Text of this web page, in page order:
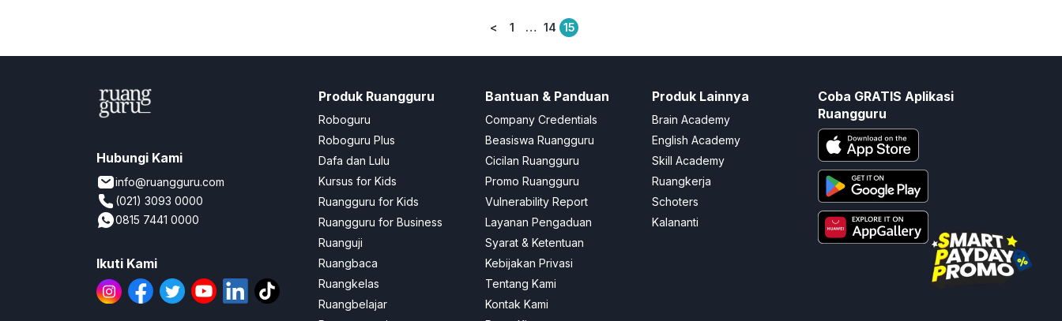
Posts
< 1 … 14 15
Hubungi Kami
info@ruangguru.com
(021) 3093 0000
0815 7441 0000
Ikuti Kami
Produk Ruangguru
Roboguru
Roboguru Plus
Dafa dan Lulu
Kursus for Kids
Ruangguru for Kids
Ruangguru for Business
Ruanguji
Ruangbaca
Ruangkelas
Ruangbelajar
Bantuan & Panduan
Company Credentials
Beasiswa Ruangguru
Cicilan Ruangguru
Promo Ruangguru
Vulnerability Report
Layanan Pengaduan
Syarat & Ketentuan
Kebijakan Privasi
Tentang Kami
Kontak Kami
Produk Lainnya
Brain Academy
English Academy
Skill Academy
Ruangkerja
Schoters
Kalananti
Coba GRATIS Aplikasi
Ruangguru